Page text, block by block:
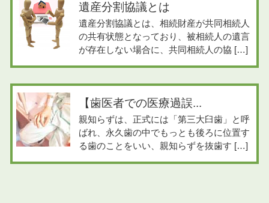
遺産分割協議とは
遺産分割協議とは、相続財産が共同相続人
の共有状態となっており、被相続人の遺言
が存在しない場合に、共同相続人の協 […]
【歯医者での医療過誤...
親知らずは、正式には「第三大臼歯」と呼
ばれ、永久歯の中でもっとも後ろに位置す
る歯のことをいい、親知らずを抜歯す […]